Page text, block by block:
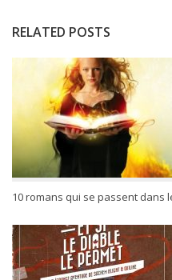
RELATED POSTS
10 romans qui se passent dans